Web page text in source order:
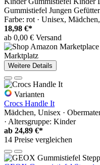
Gummistiefel Jungen
Farbe: rot · Unisex,
18,98 €*
ab 0,00 € Versand
Marktplatz
Weitere Details
Varianten
Crocs Handle It
Mädchen, Unisex ·
· Altersgruppe: Kinder
ab 24,89 €*
14 Preise vergleichen